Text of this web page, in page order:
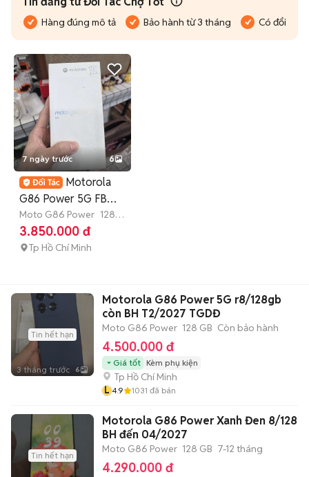
Hàng đúng mô tả Bảo hành từ 3 tháng Có đổi trả
7 ngày trước 6
Motorola
G86 Power 5G FBOX
97% BH 14/11/26 PIN
6K7
Moto G86 Power 128
GB Còn bảo hành
3.850.000 đ
Tp Hồ Chí Minh
Tin hết hạn
3 tháng trước 6
Motorola G86 Power 5G r8/128gb
còn BH T2/2027 TGDĐ
Moto G86 Power 128 GB Còn bảo hành
4.500.000 đ
Giá tốt Kèm phụ kiện
Tp Hồ Chí Minh
L 4.9 1031 đã bán
Tin hết hạn
Motorola G86 Power Xanh Đen 8/128
BH đến 04/2027
Moto G86 Power 128 GB 7-12 tháng
4.290.000 đ